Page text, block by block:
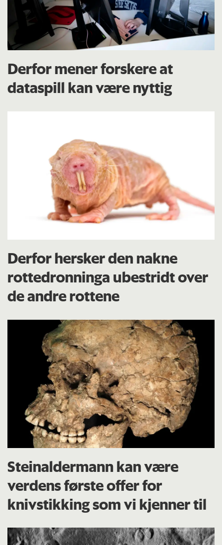
Derfor mener forskere at
dataspill kan være nyttig
Derfor hersker den nakne
rottedronninga ubestridt over
de andre rottene
Steinaldermann kan være
verdens første offer for
knivstikking som vi kjenner til